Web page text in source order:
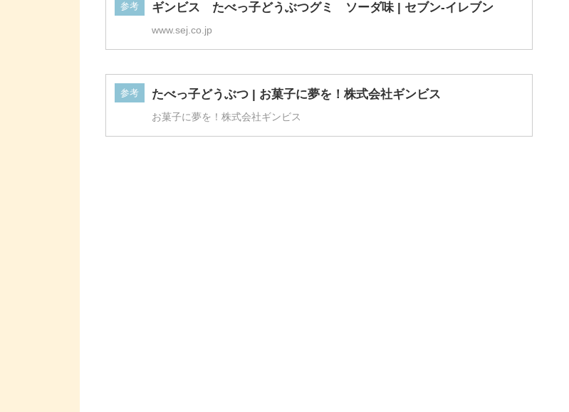
参考 たべっ子どうぶつ | お菓子に夢を！株式会社ギンビス
お菓子に夢を！株式会社ギンビス